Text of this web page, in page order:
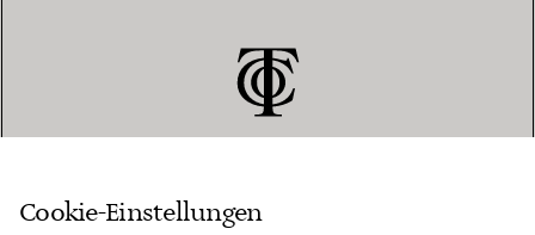
KUNDENSERVICE
Cookie-Einstellungen